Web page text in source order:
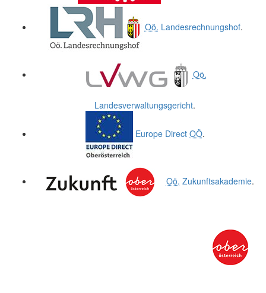
Oö. Landesrechnungshof.
Oö.
Landesverwaltungsgericht.
Europe Direct OÖ.
Oö. Zukunftsakademie.